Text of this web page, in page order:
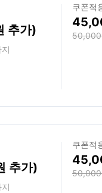
추가)
쿠폰적
50,000
추가)
쿠폰적
50,000